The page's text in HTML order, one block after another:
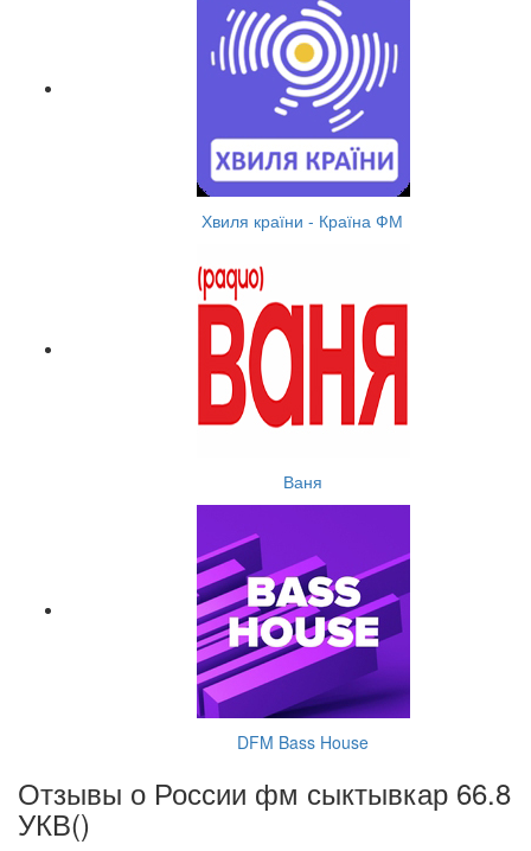
Хвиля країни - Країна ФМ
Ваня
DFM Bass House
Отзывы о России фм сыктывкар 66.8
УКВ()